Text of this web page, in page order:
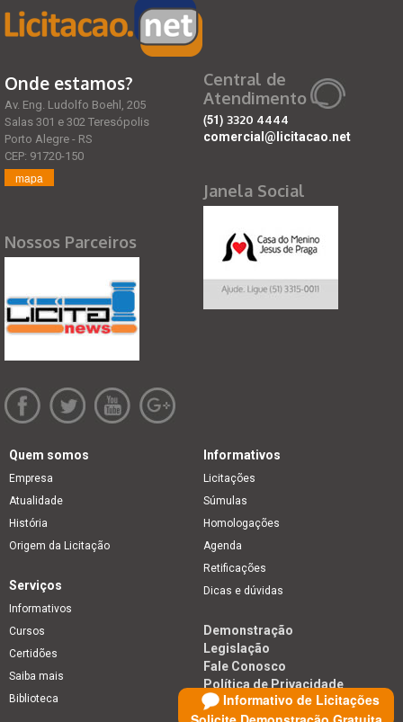
Informativo de Licitações
Onde estamos?
Av. Eng. Ludolfo Boehl, 205
Salas 301 e 302 Teresópolis
Porto Alegre - RS
CEP: 91720-150
mapa
Nossos Parceiros
Central de
Atendimento
(51) 3320 4444
comercial@licitacao.net
Janela Social
Quem somos
Empresa
Atualidade
História
Origem da Licitação
Informativos
Licitações
Súmulas
Homologações
Agenda
Retificações
Dicas e dúvidas
Serviços
Informativos
Cursos
Certidões
Saiba mais
Biblioteca
Demonstração
Legislação
Fale Conosco
Política de Privacidade